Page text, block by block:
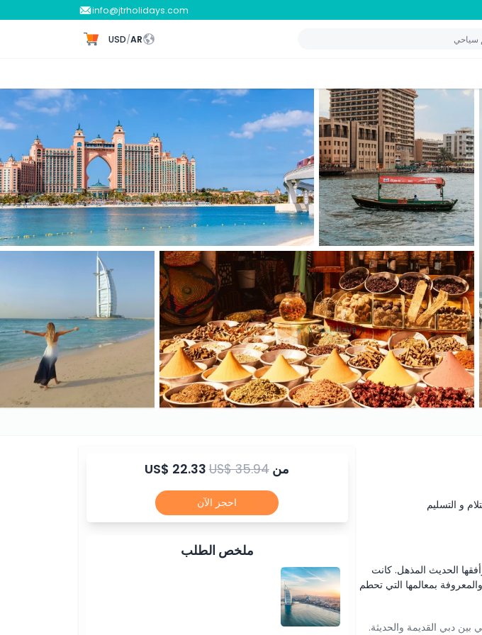
info@jtrholidays.com
AR
/
USD
و التسليم
الحديث المذهل. كانت
بمعالمها التي تحطم
بين دبي القديمة والحديثة.
من US$ 22.33US$ 35.94
احجز الآن
ملخص الطلب